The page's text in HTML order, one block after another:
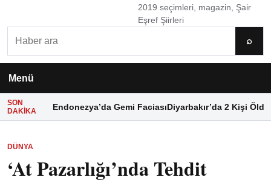
2019 seçimleri, magazin, Şair
Eşref Şiirleri
⌕
Menü
SON
DAKIKA
Endonezya’da Gemi FaciasıDiyarbakır’da 2 Kişi Öldü
DÜNYA
‘At Pazarlığı’nda Tehdit